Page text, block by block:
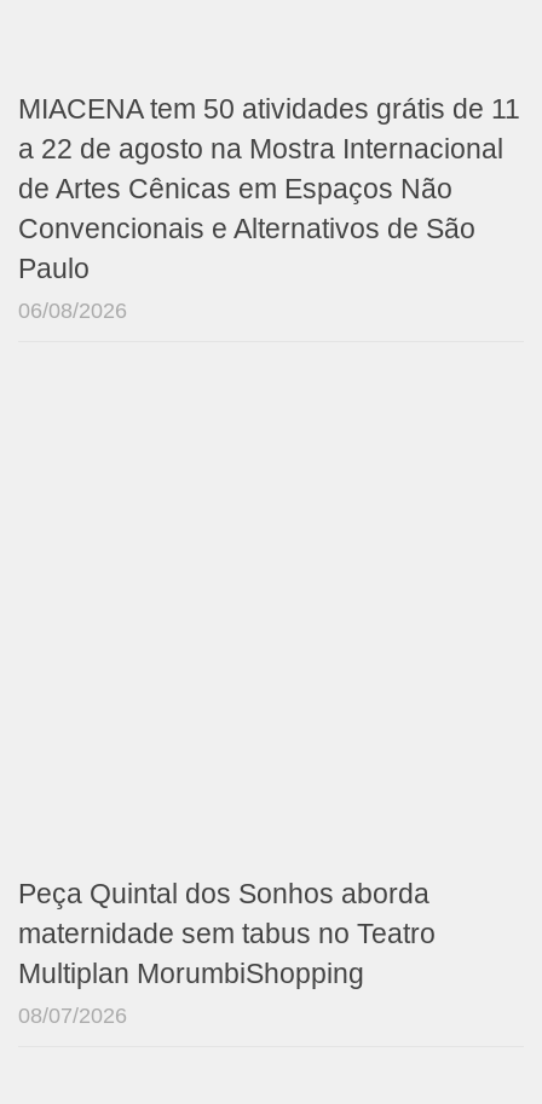
MIACENA tem 50 atividades grátis de 11
a 22 de agosto na Mostra Internacional
de Artes Cênicas em Espaços Não
Convencionais e Alternativos de São
Paulo
06/08/2026
Peça Quintal dos Sonhos aborda
maternidade sem tabus no Teatro
Multiplan MorumbiShopping
08/07/2026